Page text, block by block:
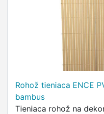
Rohož tieniaca ENCE
bambus
Tieniaca rohož na